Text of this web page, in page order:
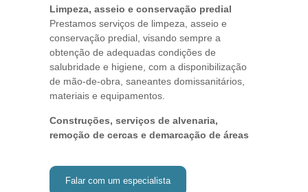
Limpeza, asseio e conservação predial
Prestamos serviços de limpeza, asseio e
conservação predial, visando sempre a
obtenção de adequadas condições de
salubridade e higiene, com a disponibilização
de mão-de-obra, saneantes domissanitários,
materiais e equipamentos.
Construções, serviços de alvenaria,
remoção de cercas e demarcação de áreas
Falar com um especialista